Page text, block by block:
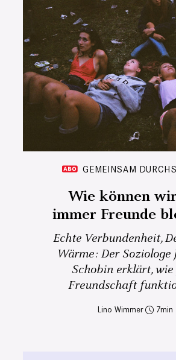
GEMEINSAM
Wie können
immer Freunde
Echte Verbundenheit,
Wärme: Der Soziologe
Schobin erklärt,
Freundschaft
Lino Wimmer 7